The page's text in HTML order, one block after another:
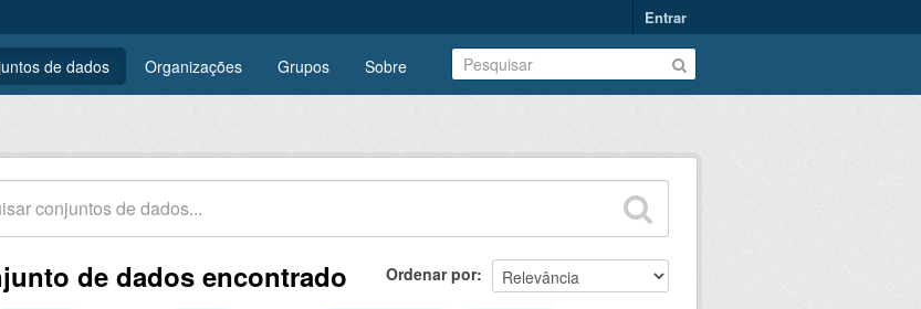
Entrar
de dados Organizações Grupos Sobre
Ordenar por
de dados encontrado